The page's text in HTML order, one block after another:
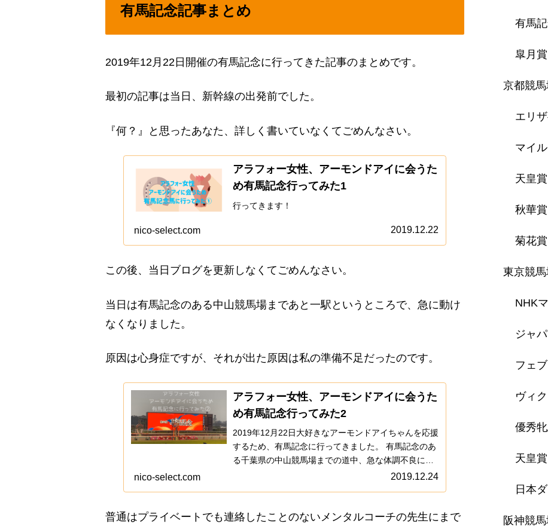
有馬記念記事まとめ
2019年12月22日開催の有馬記念に行ってきた記事のまとめです。
最初の記事は当日、新幹線の出発前でした。
『何？』と思ったあなた、詳しく書いていなくてごめんなさい。
アラフォー女性、アーモンドアイに会うた
め有馬記念行ってみた1
行ってきます！
nico-select.com 2019.12.22
この後、当日ブログを更新しなくてごめんなさい。
当日は有馬記念のある中山競馬場まであと一駅というところで、急に動け
なくなりました。
原因は心身症ですが、それが出た原因は私の準備不足だったのです。
アラフォー女性、アーモンドアイに会うた
め有馬記念行ってみた2
2019年12月22日大好きなアーモンドアイちゃんを応援
するため、有馬記念に行ってきました。 有馬記念のあ
る千葉県の中山競馬場までの道中、急な体調不良にな
りました。 原因は心身症ですが、その心身症が起こっ
nico-select.com 2019.12.24
普通はプライベートでも連絡したことのないメンタルコーチの先生にまで
有馬
皐月賞
京都競
エリ
マイ
天皇賞
秋華賞
菊花賞
東京競
NHK
ジャ
フェ
ヴィ
優秀
天皇賞
日本
阪神競